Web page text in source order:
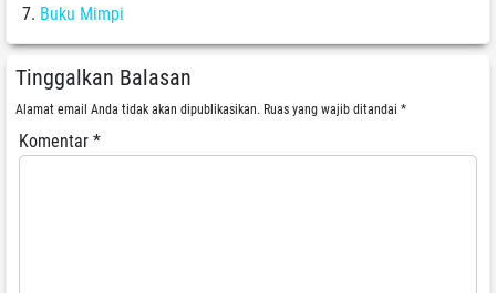
Buku Mimpi
Tinggalkan Balasan
Alamat email Anda tidak akan dipublikasikan. Ruas yang wajib ditandai *
Komentar *